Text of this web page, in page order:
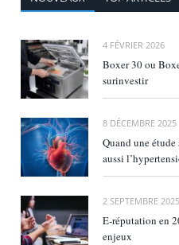
4 FÉVRIER 2026
Boxer 30 ou
surinvestir
8 DÉCEMBRE 2025
Quand une
aussi
2 SEPTEMBRE 2025
E‑réputation en
enjeux